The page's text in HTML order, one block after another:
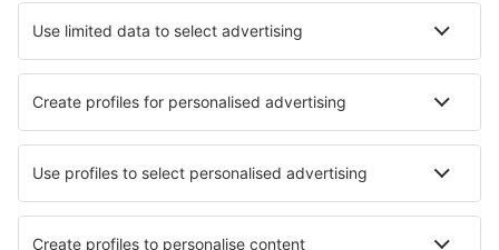
Hotels in Capoliveri Hotels in Livorno Hotels in Ugento
Hotels in Montaione
Die besten Hotels - Städte
Hotels in Fort Payne Hotels in Motueka
Hotels in Hamm Hotels in São José da Coroa Grande